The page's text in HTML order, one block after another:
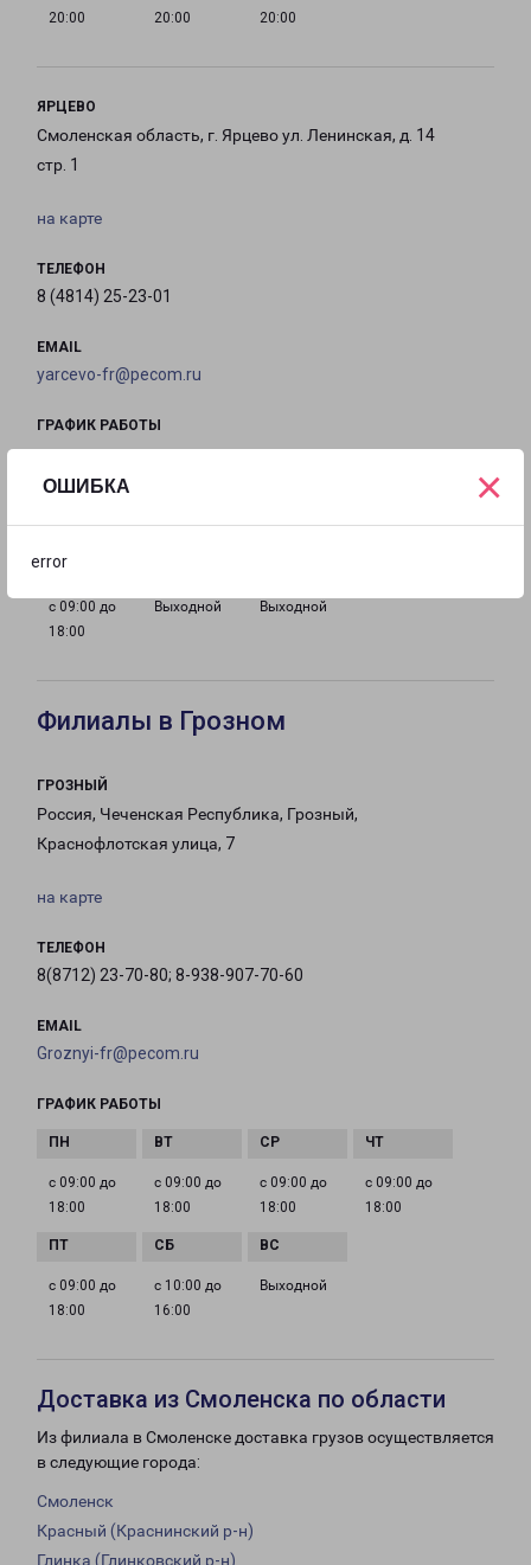
ОШИБКА
error
×
20:00
20:00
20:00
ЯРЦЕВО
Смоленская область, г. Ярцево ул. Ленинская, д. 14
стр. 1
на карте
ТЕЛЕФОН
8 (4814) 25-23-01
EMAIL
yarcevo-fr@pecom.ru
ГРАФИК РАБОТЫ
18:00
18:00
18:00
18:00
с 09:00 до
18:00
Выходной Выходной
Филиалы в Грозном
ГРОЗНЫЙ
Россия, Чеченская Республика, Грозный,
Краснофлотская улица, 7
на карте
ТЕЛЕФОН
8(8712) 23-70-80; 8-938-907-70-60
EMAIL
Groznyi-fr@pecom.ru
ГРАФИК РАБОТЫ
с 09:00 до
18:00
с 09:00 до
18:00
с 09:00 до
18:00
с 09:00 до
18:00
с 09:00 до
18:00
с 10:00 до
16:00
Выходной
Доставка из Смоленска по области
Из филиала в Смоленске доставка грузов осуществляется
в следующие города:
Смоленск
Красный (Краснинский р-н)
Глинка (Глинковский р-н)